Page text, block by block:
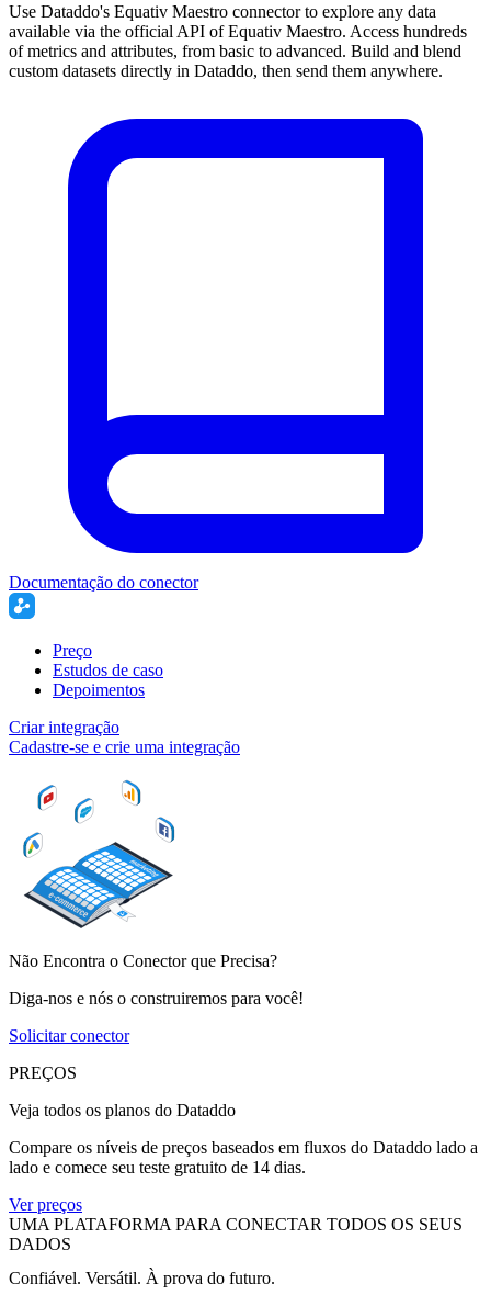
Use Dataddo's Equativ Maestro connector to explore any data
available via the official API of Equativ Maestro. Access hundreds
of metrics and attributes, from basic to advanced. Build and blend
custom datasets directly in Dataddo, then send them anywhere.
Documentação do conector
Preço
Estudos de caso
Depoimentos
Criar integração
Cadastre-se e crie uma integração
Não Encontra o Conector que Precisa?
Diga-nos e nós o construiremos para você!
Solicitar conector
PREÇOS
Veja todos os planos do Dataddo
Compare os níveis de preços baseados em fluxos do Dataddo lado a
lado e comece seu teste gratuito de 14 dias.
Ver preços
UMA PLATAFORMA PARA CONECTAR TODOS OS SEUS
DADOS
Confiável. Versátil. À prova do futuro.